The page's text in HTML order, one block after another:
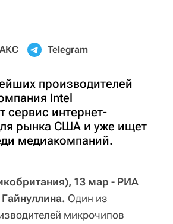
Telegram
производителей
Intel
сервис интернет-
рынка США и уже ищет
медиакомпаний.
13 мар - РИА
Один из
микрочипов